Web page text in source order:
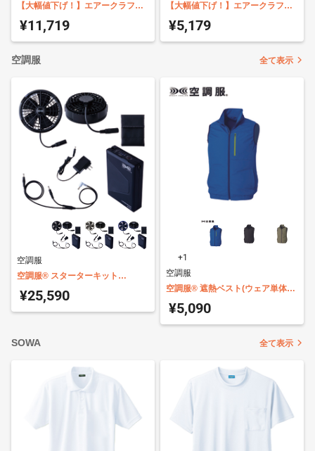
【大幅値下げ！】エアークラフト
専用バッテリー バートル AC09
¥11,719
【大幅値下げ！】エアークラフト
専用ファンユニット バートル
AC09-1
¥5,179
空調服 全て表示
空調服
空調服® スターターキット
SK25011
¥25,590
+1
空調服
空調服® 遮熱ベスト(ウェア単体商
品) KU92140
¥5,090
SOWA 全て表示